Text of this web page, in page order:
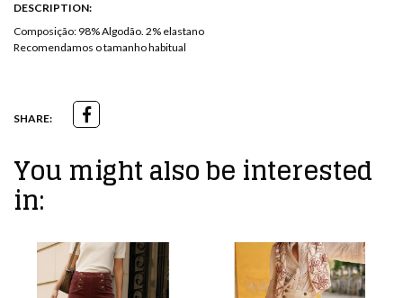
DESCRIPTION:
Composição: 98% Algodão. 2% elastano
Recomendamos o tamanho habitual
SHARE:
You might also be interested
in: